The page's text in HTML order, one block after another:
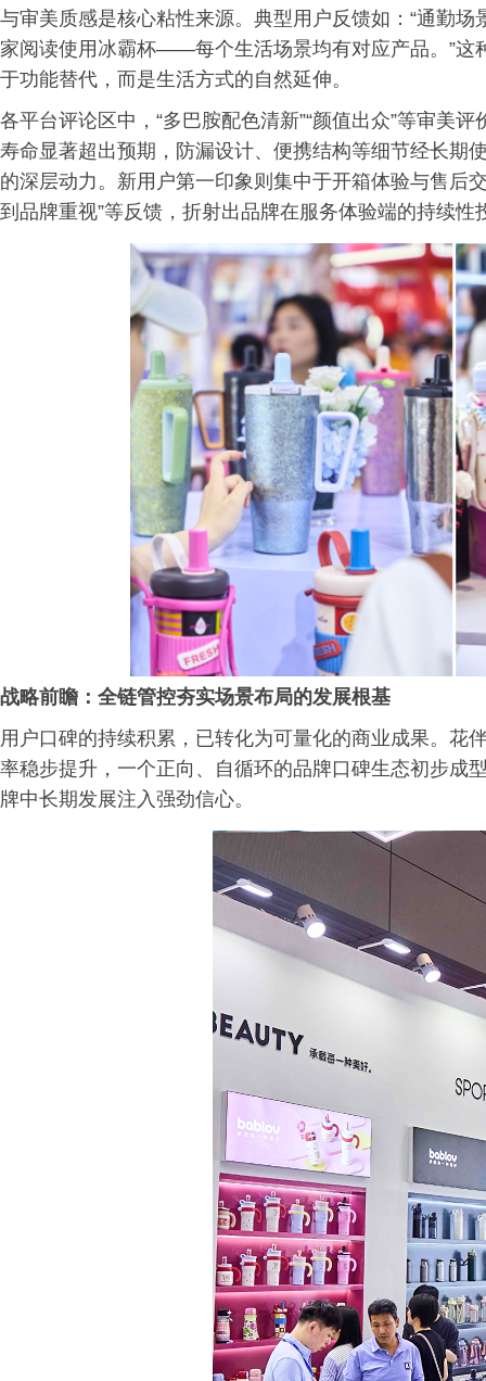
与审美质感是核心粘性来源。典型用户反馈如：“通勤
家阅读使用冰霸杯——每个生活场景均有对应产品。”这
于功能替代，而是生活方式的自然延伸。
各平台评论区中，“多巴胺配色清新”“颜值出众”等审美
寿命显著超出预期，防漏设计、便携结构等细节经长期
的深层动力。新用户第一印象则集中于开箱体验与售后
到品牌重视”等反馈，折射出品牌在服务体验端的持续性
战略前瞻 ：全链管控夯实场景布局的发展根基
用户口碑的持续积累，已转化为可量化的商业成果。花
率稳步提升，一个正向、自循环的品牌口碑生态初步成
牌中长期发展注入强劲信心。